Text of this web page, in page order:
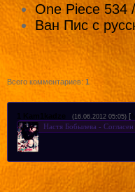
One Piece 534
Ван Пис с
Всего комментариев: 1
1 Kam1kadze (16.06.2012 05:05) [
Настя Бобылева -